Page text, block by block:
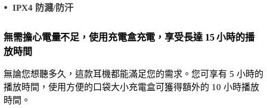
IPX4 防濺/防汗
無需擔心電量不足，使用充電盒充電，享受長達 15 小時的播
放時間
無論您想聽多久，這款耳機都能滿足您的需求。您可享有 5 小時的
播放時間，使用方便的口袋大小充電盒可獲得額外的 10 小時播放
時間。